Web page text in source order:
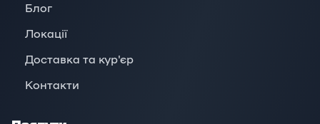
Блог
Локації
Доставка та кур'єр
Контакти